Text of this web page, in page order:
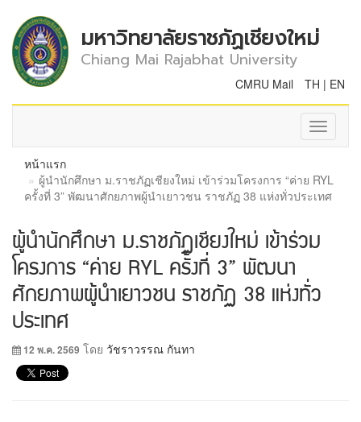
มหาวิทยาลัยราชภัฏเชียงใหม่
Chiang Mai Rajabhat University
CMRU Mail TH | EN
Toggle
หน้าแรก
ผู้นำนักศึกษา ม.ราชภัฏเชียงใหม่ เข้าร่วมโครงการ “ค่าย RYL
ครั้งที่ 3” พัฒนาศักยภาพผู้นำเยาวชน ราชภัฏ 38 แห่งทั่วประเทศ
ผู้นำนักศึกษา ม.ราชภัฏเชียงใหม่ เข้าร่วม
โครงการ “ค่าย RYL ครั้งที่ 3” พัฒนา
ศักยภาพผู้นำเยาวชน ราชภัฏ 38 แห่งทั่ว
ประเทศ
12 พ.ค. 2569 โดย วัชราวรรณ กันทา